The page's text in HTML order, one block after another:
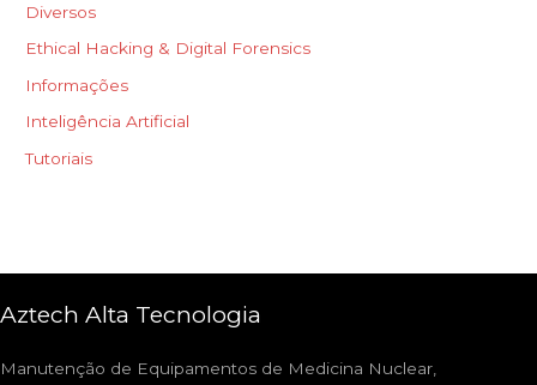
Diversos
Ethical Hacking & Digital Forensics
Informações
Inteligência Artificial
Tutoriais
Aztech Alta Tecnologia
Manutenção de Equipamentos de Medicina Nuclear,